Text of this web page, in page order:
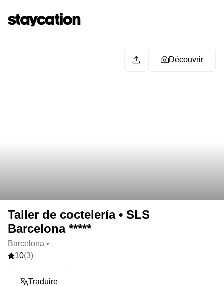
Découvrir
Taller de coctelería • SLS
Barcelona *****
Barcelona •
10(3)
Traduire